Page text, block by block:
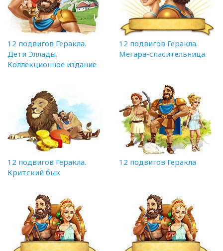
12 подвигов Геракла.
Дети Эллады.
Коллекционное издание
12 подвигов Геракла.
Мегара-спасительница
12 подвигов Геракла.
Критский бык
12 подвигов Геракла